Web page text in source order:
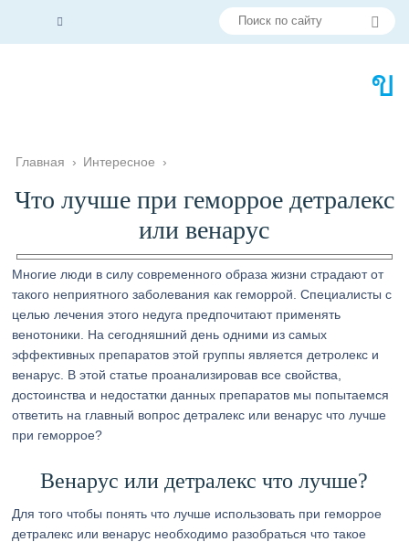
Главная › Интересное ›
Что лучше при геморрое детралекс
или венарус
Многие люди в силу современного образа жизни страдают от
такого неприятного заболевания как геморрой. Специалисты с
целью лечения этого недуга предпочитают применять
венотоники. На сегодняшний день одними из самых
эффективных препаратов этой группы является детролекс и
венарус. В этой статье проанализировав все свойства,
достоинства и недостатки данных препаратов мы попытаемся
ответить на главный вопрос детралекс или венарус что лучше
при геморрое?
Венарус или детралекс что лучше?
Для того чтобы понять что лучше использовать при геморрое
детралекс или венарус необходимо разобраться что такое